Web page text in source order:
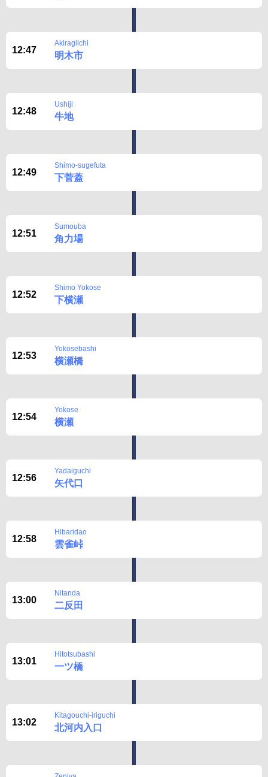
12:47
Akiragiichi
明木市
12:48
Ushiji
牛地
12:49
Shimo-sugefuta
下菅蓋
12:51
Sumouba
角力場
12:52
Shimo Yokose
下横瀬
12:53
Yokosebashi
横瀬橋
12:54
Yokose
横瀬
12:56
Yadaiguchi
矢代口
12:58
Hibaridao
雲雀峠
13:00
Nitanda
二反田
13:01
Hitotsubashi
一ツ橋
13:02
Kitagouchi-iriguchi
北河内入口